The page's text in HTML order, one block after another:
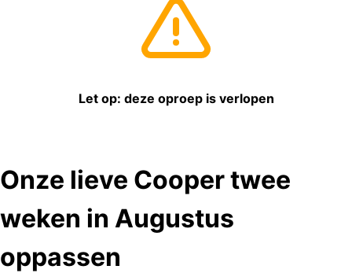
Let op: deze oproep is verlopen
Onze lieve Cooper twee
weken in Augustus
oppassen